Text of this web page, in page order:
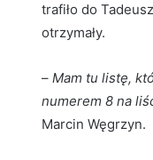
trafiło do
otrzymały.
– Mam tu listę,
numerem 8 na
Marcin Węgrzyn.